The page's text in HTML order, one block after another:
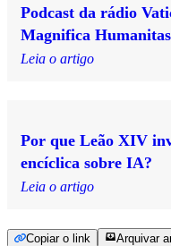
Podcast da rádio
Magnifica
Leia o artigo
Por que Leão XIV
encíclica sobre IA?
Leia o artigo
Copiar o link Arquivar